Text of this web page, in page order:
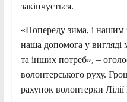
закінчується.
«Попереду зима, і нашим
наша допомога у вигляді
та інших потреб», –
волонтерського руху.
рахунок волонтерки Лілії